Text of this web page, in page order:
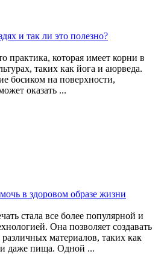
и так ли это полезно?
практика, которая имеет корни в
таких как йога и аюрведа.
босиком на поверхности,
оказать ...
в здоровом образе жизни
стала все более популярной и
Она позволяет создавать
материалов, таких как
и даже пища. Одной ...